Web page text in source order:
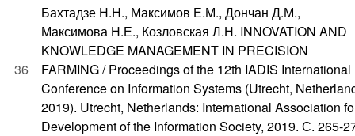
36
Бахтадзе Н.Н., Максимов Е.М., Дончан Д.М.,
Максимова Н.Е., Козловская Л.Н. INNOVATION AND
KNOWLEDGE MANAGEMENT IN PRECISION
FARMING / Proceedings of the 12th IADIS International
Conference on Information Systems (Utrecht,
2019). Utrecht, Netherlands: International Association
Development of the Information Society, 2019. С. 265-